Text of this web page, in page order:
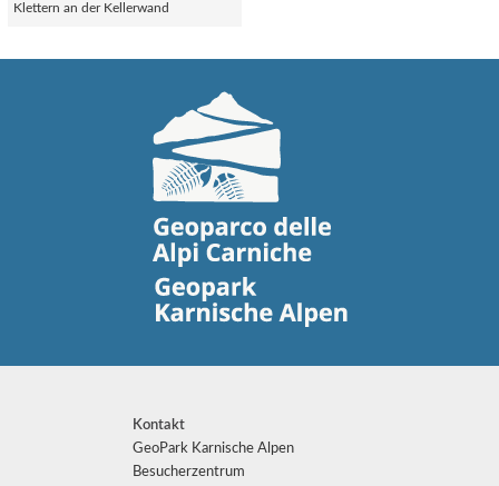
Klettern an der Kellerwand
Kontakt
GeoPark Karnische Alpen
Besucherzentrum